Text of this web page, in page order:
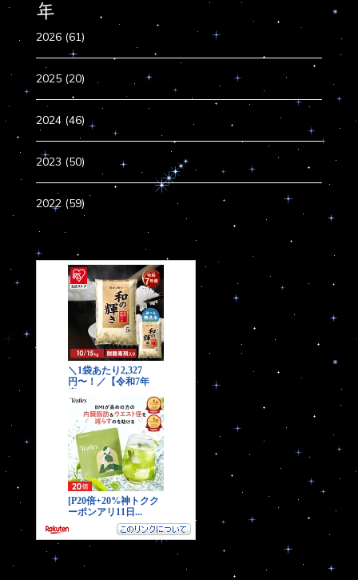
年
2026 (61)
2025 (20)
2024 (46)
2023 (50)
2022 (59)